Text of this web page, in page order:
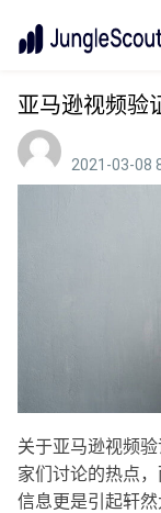
亚马逊视频验
2021-03-08
关于亚马逊视频
家们讨论的热点
信息更是引起轩然